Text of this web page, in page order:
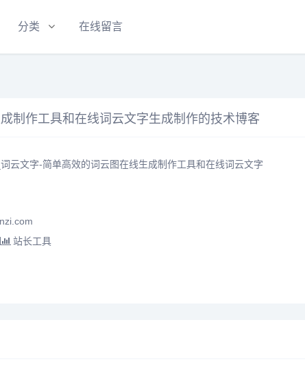
分类 在线留言
制作工具和在线词云文字生成制作的技术博客
云文字-简单高效的词云图在线生成制作工具和在线词云文字
站长工具